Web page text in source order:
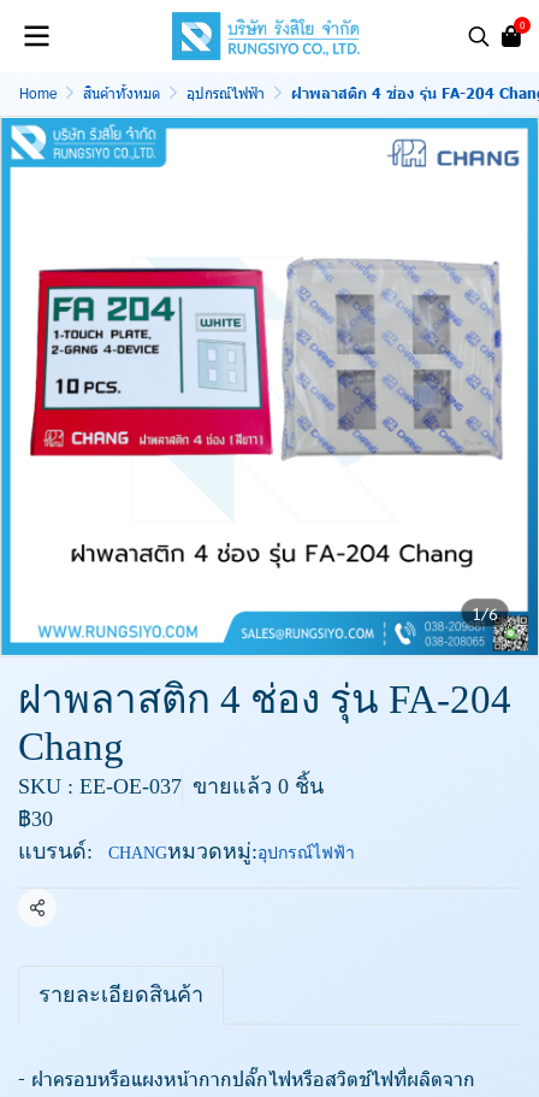
0
Home สินค้าทั้งหมด อุปกรณ์ไฟฟ้า ฝาพลาสติก 4 ช่อง รุ่น FA-204
1/6
ฝาพลาสติก 4 ช่อง รุ่น FA-204
Chang
SKU : EE-OE-037 ขายแล้ว 0 ชิ้น
฿30
แบรนด์:
CHANGหมวดหมู่:อุปกรณ์ไฟฟ้า
แชร์
รายละเอียดสินค้า
- ฝาครอบหรือแผงหน้ากากปลั๊กไฟหรือสวิตช์ไฟที่ผลิตจาก